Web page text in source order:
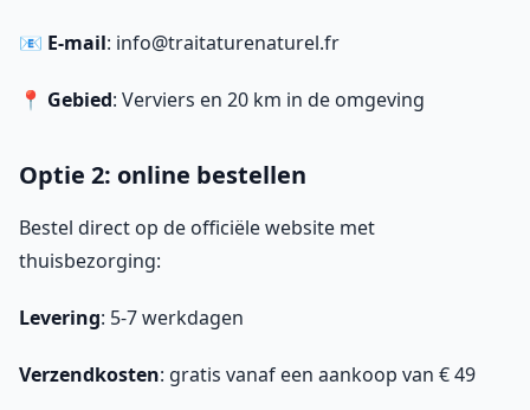
📧 E-mail: info@traitaturenaturel.fr
📍 Gebied: Verviers en 20 km in de omgeving
Optie 2: online bestellen
Bestel direct op de officiële website met
thuisbezorging:
Levering: 5-7 werkdagen
Verzendkosten: gratis vanaf een aankoop van € 49